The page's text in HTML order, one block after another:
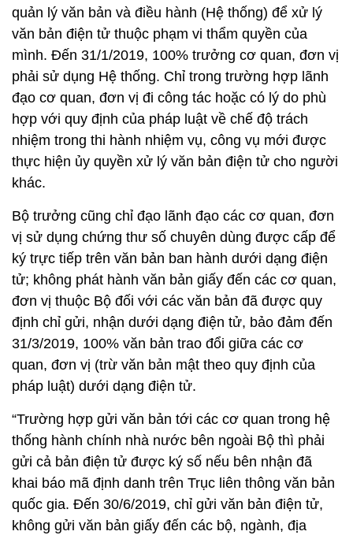
quản lý văn bản và điều hành (Hệ thống) để xử lý
văn bản điện tử thuộc phạm vi thẩm quyền của
mình. Đến 31/1/2019, 100% trưởng cơ quan, đơn vị
phải sử dụng Hệ thống. Chỉ trong trường hợp lãnh
đạo cơ quan, đơn vị đi công tác hoặc có lý do phù
hợp với quy định của pháp luật về chế độ trách
nhiệm trong thi hành nhiệm vụ, công vụ mới được
thực hiện ủy quyền xử lý văn bản điện tử cho người
khác.
Bộ trưởng cũng chỉ đạo lãnh đạo các cơ quan, đơn
vị sử dụng chứng thư số chuyên dùng được cấp để
ký trực tiếp trên văn bản ban hành dưới dạng điện
tử; không phát hành văn bản giấy đến các cơ quan,
đơn vị thuộc Bộ đối với các văn bản đã được quy
định chỉ gửi, nhận dưới dạng điện tử, bảo đảm đến
31/3/2019, 100% văn bản trao đổi giữa các cơ
quan, đơn vị (trừ văn bản mật theo quy định của
pháp luật) dưới dạng điện tử.
“Trường hợp gửi văn bản tới các cơ quan trong hệ
thống hành chính nhà nước bên ngoài Bộ thì phải
gửi cả bản điện tử được ký số nếu bên nhận đã
khai báo mã định danh trên Trục liên thông văn bản
quốc gia. Đến 30/6/2019, chỉ gửi văn bản điện tử,
không gửi văn bản giấy đến các bộ, ngành, địa